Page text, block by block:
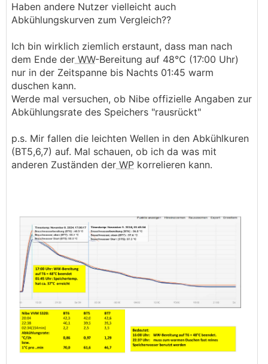
Haben andere Nutzer vielleicht auch
Abkühlungskurven zum Vergleich??
Ich bin wirklich ziemlich erstaunt, dass man nach
dem Ende der WW-Bereitung auf 48°C (17:00 Uhr)
nur in der Zeitspanne bis Nachts 01:45 warm
duschen kann.
Werde mal versuchen, ob Nibe offizielle Angaben zur
Abkühlungsrate des Speichers "rausrückt"
p.s. Mir fallen die leichten Wellen in den Abkühlkuren
(BT5,6,7) auf. Mal schauen, ob ich da was mit
anderen Zuständen der WP korrelieren kann.